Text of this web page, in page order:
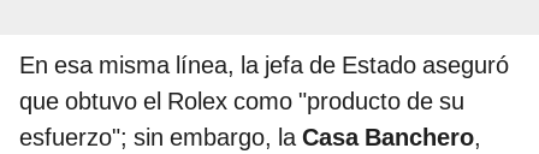
En esa misma línea, la jefa de Estado aseguró
que obtuvo el Rolex como "producto de su
esfuerzo"; sin embargo, laCasa Banchero,